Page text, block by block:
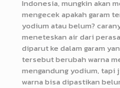
Indonesia, mungkin akan
mengecek apakah garam
yodium atau belum?
meneteskan air dari
diparut ke dalam garam
tersebut berubah warna
mengandung yodium, tapi
warna bisa dipastikan